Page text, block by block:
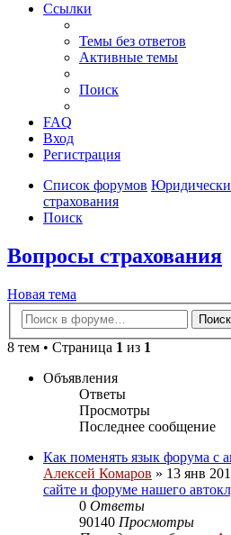
Ссылки
Темы без ответов
Активные темы
Поиск
FAQ
Вход
Регистрация
Список форумов
страхования
Поиск
Вопросы страхования
Новая тема
Поиск
8 тем • Страница 1 из 1
Объявления
Ответы
Просмотры
Последнее сообщение
Как поменять язык форума с
Алексей Комаров » 13 янв
сайте и форуме нашего
0 Ответы
90140 Просмотры